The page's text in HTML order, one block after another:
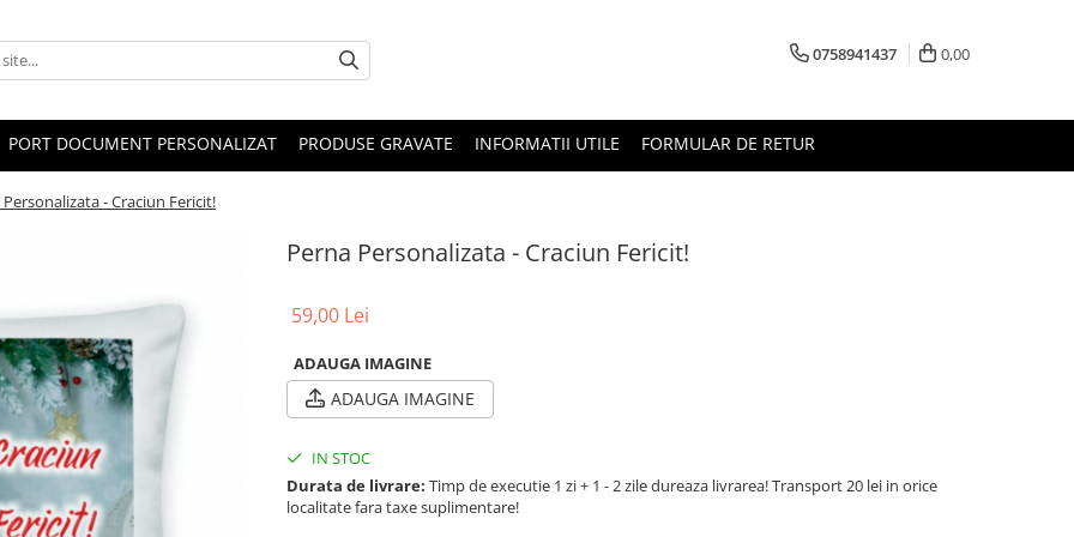
0758941437 0,00
PORT DOCUMENT PERSONALIZAT PRODUSE GRAVATE INFORMATII UTILE FORMULAR DE RETUR
Personalizata - Craciun Fericit!
Perna Personalizata - Craciun Fericit!
59,00 Lei
ADAUGA IMAGINE
ADAUGA IMAGINE
IN STOC
Durata de livrare: Timp de executie 1 zi + 1 - 2 zile dureaza livrarea! Transport 20 lei in orice
localitate fara taxe suplimentare!